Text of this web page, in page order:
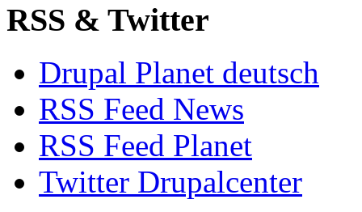
RSS & Twitter
Drupal Planet deutsch
RSS Feed News
RSS Feed Planet
Twitter Drupalcenter